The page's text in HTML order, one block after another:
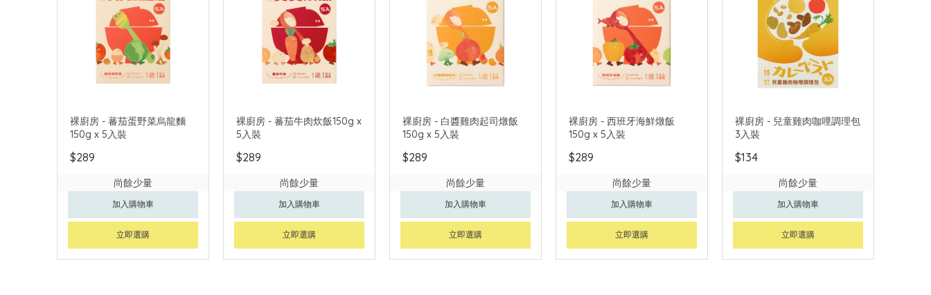
裸廚房 - 蕃茄蛋野菜烏龍麵
150g x 5入裝
$289
尚餘少量
加入購物車
立即選購
裸廚房 - 蕃茄牛肉炊飯150g x
5入裝
$289
尚餘少量
加入購物車
立即選購
裸廚房 - 白醬雞肉起司燉飯
150g x 5入裝
$289
尚餘少量
加入購物車
立即選購
裸廚房 - 西班牙海鮮燉飯
150g x 5入裝
$289
尚餘少量
加入購物車
立即選購
裸廚房 - 兒童雞肉咖哩調理包
3入裝
$134
尚餘少量
加入購物車
立即選購